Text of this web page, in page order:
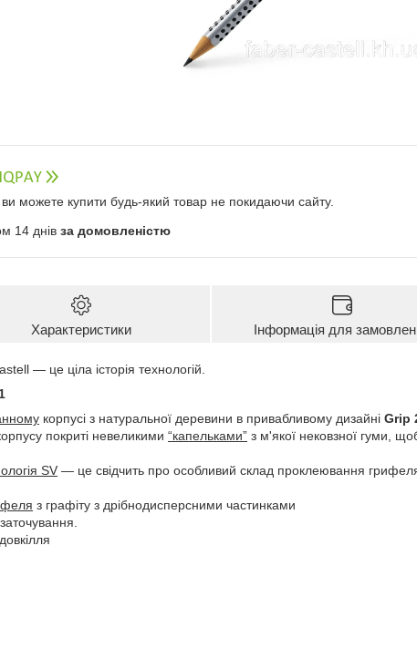
можете купити будь-який товар не покидаючи сайту.
14 днів за домовленістю
Характеристики Інформація для
— це ціла історія технологій.
корпусі з натуральної деревини в привабливому дизайні Grip
покриті невеликими “капельками” з м'якої нековзної гуми,
SV — це свідчить про особливий склад проклеювання
з графіту з дрібнодисперсними частинками